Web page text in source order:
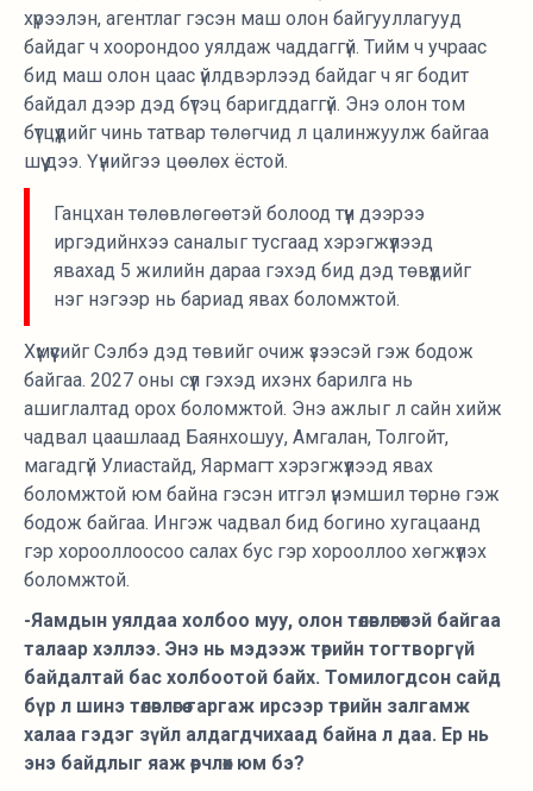
хүрээлэн, агентлаг гэсэн маш олон байгууллагууд
байдаг ч хоорондоо уялдаж чаддаггүй. Тийм ч учраас
бид маш олон цаас үйлдвэрлээд байдаг ч яг бодит
байдал дээр дэд бүтэц баригддаггүй. Энэ олон том
бүтцүүдийг чинь татвар төлөгчид л цалинжуулж байгаа
шүү дээ. Үүнийгээ цөөлөх ёстой.
Ганцхан төлөвлөгөөтэй болоод түүн дээрээ
иргэдийнхээ саналыг тусгаад хэрэгжүүлээд
явахад 5 жилийн дараа гэхэд бид дэд төвүүдийг
нэг нэгээр нь бариад явах боломжтой.
Хүмүүсийг Сэлбэ дэд төвийг очиж үзээсэй гэж бодож
байгаа. 2027 оны сүүл гэхэд ихэнх барилга нь
ашиглалтад орох боломжтой. Энэ ажлыг л сайн хийж
чадвал цаашлаад Баянхошуу, Амгалан, Толгойт,
магадгүй Улиастайд, Яармагт хэрэгжүүлээд явах
боломжтой юм байна гэсэн итгэл үнэмшил төрнө гэж
бодож байгаа. Ингэж чадвал бид богино хугацаанд
гэр хорооллоосоо салах бус гэр хорооллоо хөгжүүлэх
боломжтой.
-Яамдын уялдаа холбоо муу, олон төлөвлөгөөтэй байгаа
талаар хэллээ. Энэ нь мэдээж төрийн тогтворгүй
байдалтай бас холбоотой байх. Томилогдсон сайд
бүр л шинэ төлөвлөгөө гаргаж ирсээр төрийн залгамж
халаа гэдэг зүйл алдагдчихаад байна л даа. Ер нь
энэ байдлыг яаж өөрчлөх юм бэ?